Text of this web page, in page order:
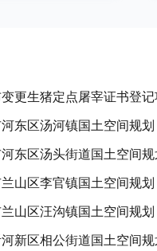
更生猪定点屠宰证书登